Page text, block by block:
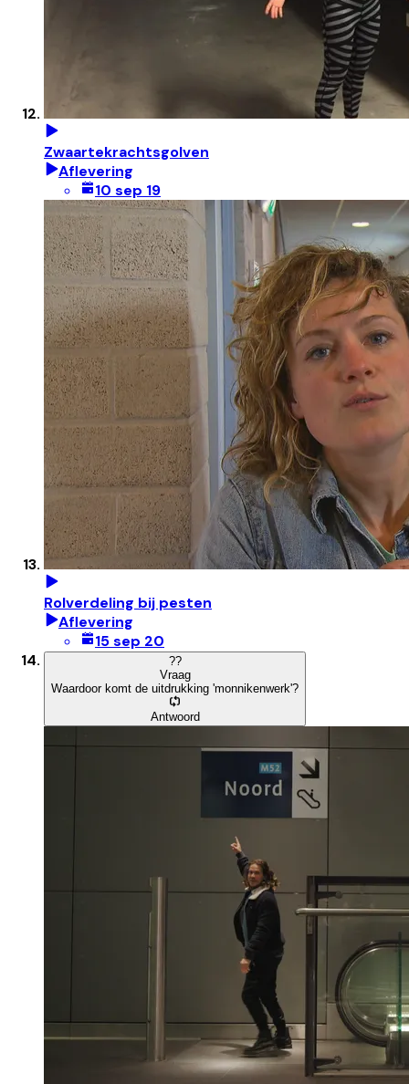
Zwaartekrachtsgolven
Aflevering
10 sep 19
Rolverdeling bij pesten
Aflevering
15 sep 20
??
Vraag
Waardoor komt de uitdrukking 'monnikenwerk'?
Antwoord